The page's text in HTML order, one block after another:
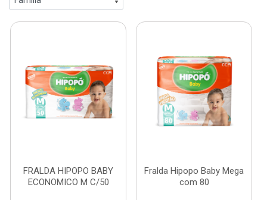
FRALDA HIPOPO BABY
ECONOMICO M C/50
Fralda Hipopo Baby Mega
com 80